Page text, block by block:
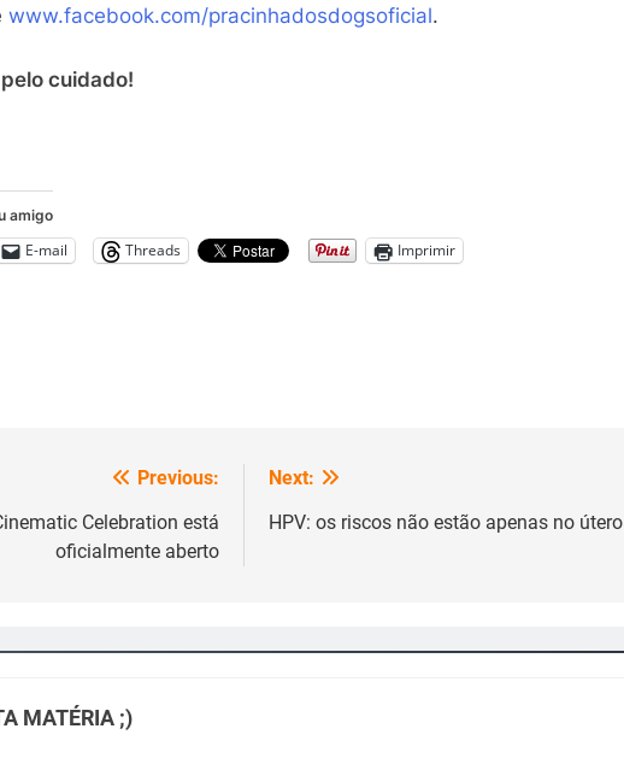
www.facebook.com/pracinhadosdogsoficial.
cuidado!
amigo
E-mail Threads Imprimir
Previous:
Celebration está
oficialmente aberto
Next:
HPV: os riscos não estão apenas no útero
MATÉRIA ;)